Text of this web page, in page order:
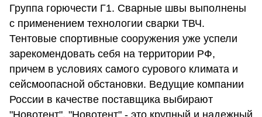
Группа горючести Г1. Сварные швы выполнены
с применением технологии сварки ТВЧ.
Тентовые спортивные сооружения уже успели
зарекомендовать себя на территории РФ,
причем в условиях самого сурового климата и
сейсмоопасной обстановки. Ведущие компании
России в качестве поставщика выбирают